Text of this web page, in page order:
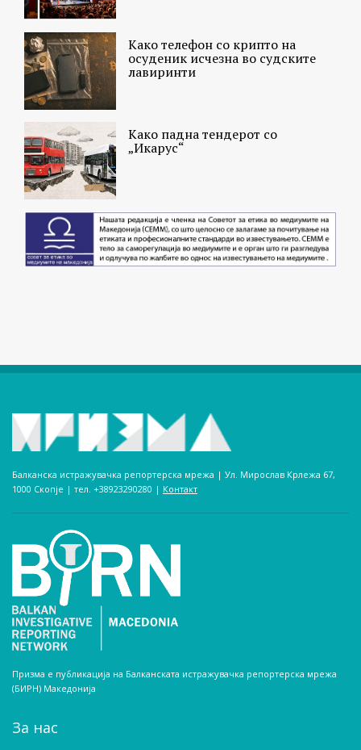
Како телефон со крипто на
осуденик исчезна во судските
лавиринти
Како падна тендерот со
„Икарус“
Балканска истражувачка репортерска мрежа | Ул. Мирослав Крлежа 67,
1000 Скопје | тел. +38923290280­ | Контакт
Призма е публикација на Балканската истражувачка репортерска мрежа
(БИРН) Македонија
За нас